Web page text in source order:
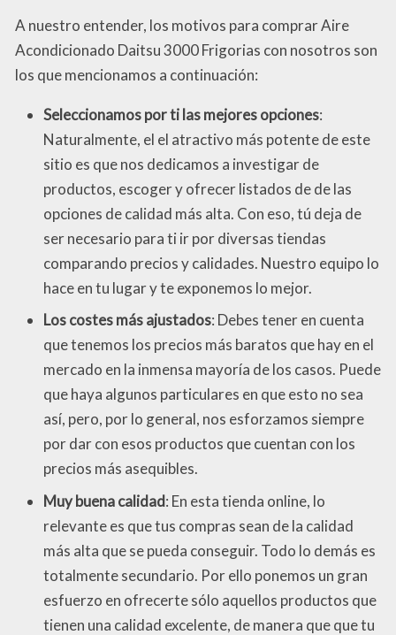
A nuestro entender, los motivos para comprar Aire
Acondicionado Daitsu 3000 Frigorias con nosotros son
los que mencionamos a continuación:
Seleccionamos por ti las mejores opciones:
Naturalmente, el el atractivo más potente de este
sitio es que nos dedicamos a investigar de
productos, escoger y ofrecer listados de de las
opciones de calidad más alta. Con eso, tú deja de
ser necesario para ti ir por diversas tiendas
comparando precios y calidades. Nuestro equipo lo
hace en tu lugar y te exponemos lo mejor.
Los costes más ajustados: Debes tener en cuenta
que tenemos los precios más baratos que hay en el
mercado en la inmensa mayoría de los casos. Puede
que haya algunos particulares en que esto no sea
así, pero, por lo general, nos esforzamos siempre
por dar con esos productos que cuentan con los
precios más asequibles.
Muy buena calidad: En esta tienda online, lo
relevante es que tus compras sean de la calidad
más alta que se pueda conseguir. Todo lo demás es
totalmente secundario. Por ello ponemos un gran
esfuerzo en ofrecerte sólo aquellos productos que
tienen una calidad excelente, de manera que que tu